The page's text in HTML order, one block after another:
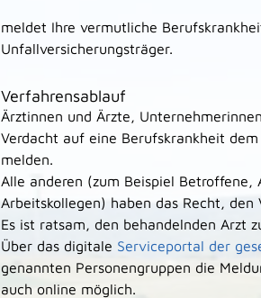
meldet Ihre vermutliche
Unfallversicherungsträger.
Verfahrensablauf
Ärztinnen und Ärzte,
Verdacht auf eine Berufskrankheit
melden.
Alle anderen (zum Beispiel
Arbeitskollegen) haben das Recht,
Es ist ratsam, den behandelnden Arzt
Über das digitale Serviceportal der
genannten Personengruppen die
auch online möglich.